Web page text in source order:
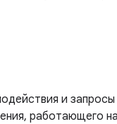
и
работающего